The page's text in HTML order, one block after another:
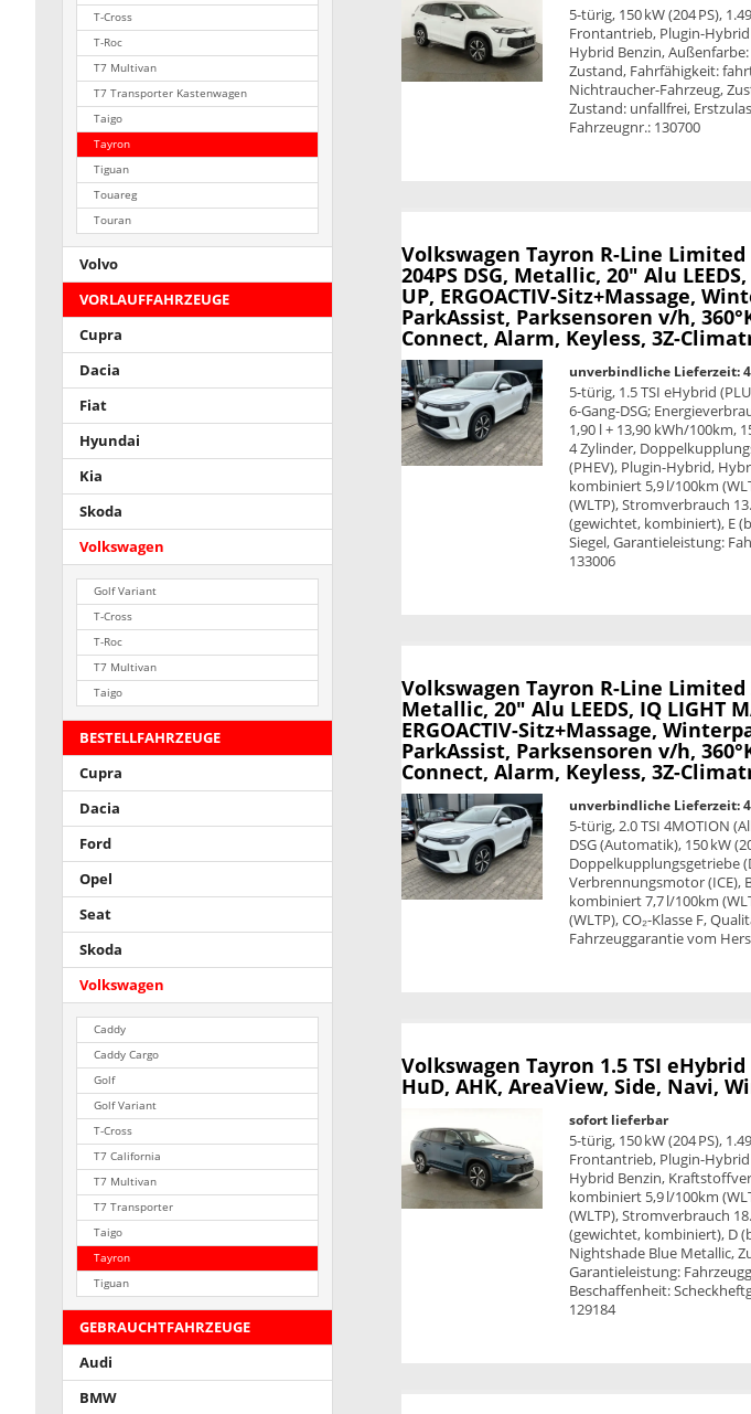
5-türig, 150 kW (204 PS),
Frontantrieb, Plugin-
Hybrid Benzin,
Zustand, Fahrfähigkeit:
Nichtraucher-Fahrzeug,
Zustand: unfallfrei,
Fahrzeugnr.: 130700
Volkswagen Tayron R-Line Limited
204PS DSG, Metallic, 20" Alu
UP, ERGOACTIV-Sitz+Massage,
ParkAssist, Parksensoren v/h,
Connect, Alarm, Keyless, 3Z-
unverbindliche Lieferzeit:
5-türig, 1.5 TSI eHybrid
6-Gang-DSG;
1,90 l + 13,90 kWh/100km,
4 Zylinder,
(PHEV), Plugin-Hybrid,
kombiniert 5,9 l/100km
(WLTP), Stromverbrauch
(gewichtet, kombiniert), E
Siegel, Garantieleistung:
133006
Volkswagen Tayron R-Line Limited
Metallic, 20" Alu LEEDS, IQ LIGHT
ERGOACTIV-Sitz+Massage,
ParkAssist, Parksensoren v/h,
Connect, Alarm, Keyless, 3Z-
unverbindliche Lieferzeit:
5-türig, 2.0 TSI 4MOTION
DSG (Automatik), 150 kW
Doppelkupplungsgetriebe
Verbrennungsmotor (ICE),
kombiniert 7,7 l/100km
(WLTP), CO₂-Klasse F,
Fahrzeuggarantie vom
Volkswagen Tayron 1.5 TSI
HuD, AHK, AreaView, Side, Navi,
sofort lieferbar
5-türig, 150 kW (204 PS),
Frontantrieb, Plugin-
Hybrid Benzin,
kombiniert 5,9 l/100km
(WLTP), Stromverbrauch
(gewichtet, kombiniert), D
Nightshade Blue Metallic,
Garantieleistung:
Beschaffenheit:
129184
T-Cross
T-Roc
T7 Multivan
T7 Transporter Kastenwagen
Taigo
Tayron
Tiguan
Touareg
Touran
Volvo
VORLAUFFAHRZEUGE
Cupra
Dacia
Fiat
Hyundai
Kia
Skoda
Volkswagen
Golf Variant
T-Cross
T-Roc
T7 Multivan
Taigo
BESTELLFAHRZEUGE
Cupra
Dacia
Ford
Opel
Seat
Skoda
Volkswagen
Caddy
Caddy Cargo
Golf
Golf Variant
T-Cross
T7 California
T7 Multivan
T7 Transporter
Taigo
Tayron
Tiguan
GEBRAUCHTFAHRZEUGE
Audi
BMW